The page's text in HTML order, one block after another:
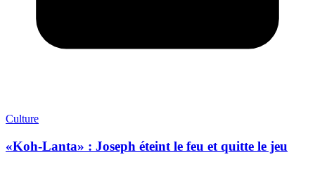
Culture
«Koh-Lanta» : Joseph éteint le feu et quitte le jeu